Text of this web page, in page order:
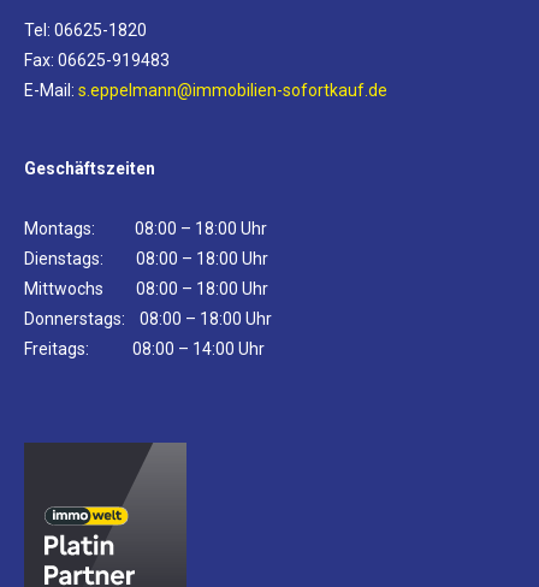
Tel: 06625-1820
Fax: 06625-919483
E-Mail: s.eppelmann@immobilien-sofortkauf.de
Geschäftszeiten
Montags: 08:00 – 18:00 Uhr
Dienstags: 08:00 – 18:00 Uhr
Mittwochs 08:00 – 18:00 Uhr
Donnerstags: 08:00 – 18:00 Uhr
Freitags: 08:00 – 14:00 Uhr